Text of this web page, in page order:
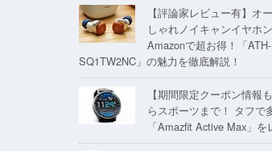
【評論家レビュー有】オ
しゃれノイキャンイヤホ
Amazonで超お得！「ATH-
SQ1TW2NC」の魅力を徹底解説！
【期間限定クーポン情報
らスポーツまで！ タフで
「Amazfit Active Max」を